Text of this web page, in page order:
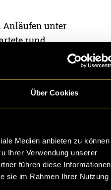
Über Cookies
Medien anbieten zu können
Ihrer Verwendung unserer
führen diese Informationen
sie im Rahmen Ihrer Nutzung
Anläufen unter
rund
allesamt
und